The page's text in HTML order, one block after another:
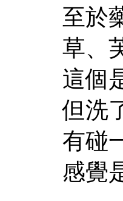
至於
草、
這個
但洗
有碰
感覺